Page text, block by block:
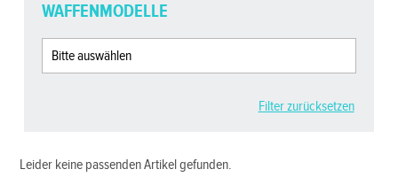
WAFFENMODELLE
Filter zurücksetzen
Leider keine passenden Artikel gefunden.